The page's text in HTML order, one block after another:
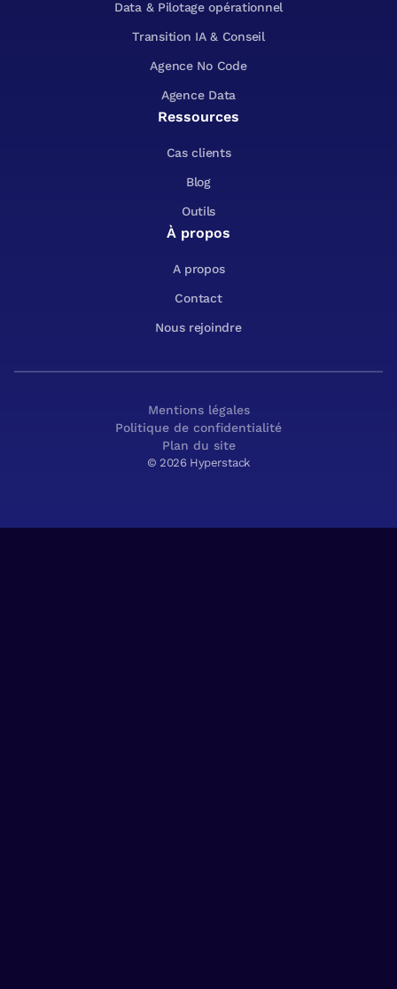
Data & Pilotage opérationnel
Transition IA & Conseil
Agence No Code
Agence Data
Ressources
Cas clients
Blog
Outils
À propos
A propos
Contact
Nous rejoindre
© 2026 Hyperstack
Mentions légales
Politique de confidentialité
Plan du site